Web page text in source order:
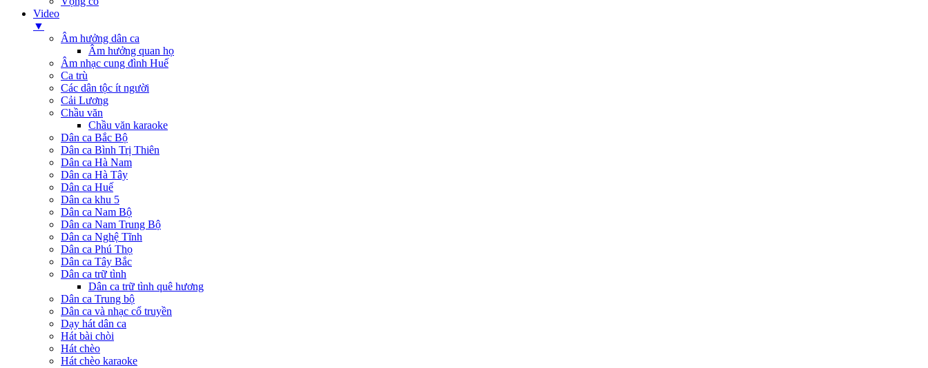
Video
▼
Âm hưởng dân ca
Âm hưởng quan họ
Âm nhạc cung đình Huế
Ca trù
Các dân tộc ít người
Cải Lương
Chầu văn
Chầu văn karaoke
Dân ca Bắc Bộ
Dân ca Bình Trị Thiên
Dân ca Hà Nam
Dân ca Hà Tây
Dân ca Huế
Dân ca khu 5
Dân ca Nam Bộ
Dân ca Nam Trung Bộ
Dân ca Nghệ Tĩnh
Dân ca Phú Thọ
Dân ca Tây Bắc
Dân ca trữ tình
Dân ca trữ tình quê hương
Dân ca Trung bộ
Dân ca và nhạc cổ truyền
Dạy hát dân ca
Hát bài chòi
Hát chèo
Hát chèo karaoke